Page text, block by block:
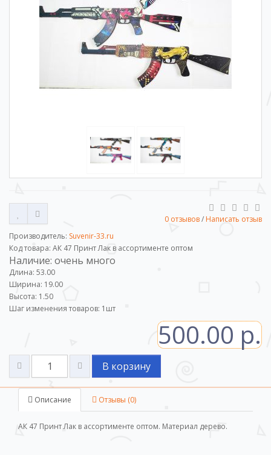
0 отзывов/ Написать отзыв
Производитель: Suvenir-33.ru
Код товара: АК 47 Принт Лак в ассортименте оптом
Наличие: очень много
Длина: 53.00
Ширина: 19.00
Высота: 1.50
Шаг изменения товаров: 1 шт
500.00 р.
В корзину
Описание Отзывы (0)
АК 47 Принт Лак в ассортименте оптом. Материал дерево.